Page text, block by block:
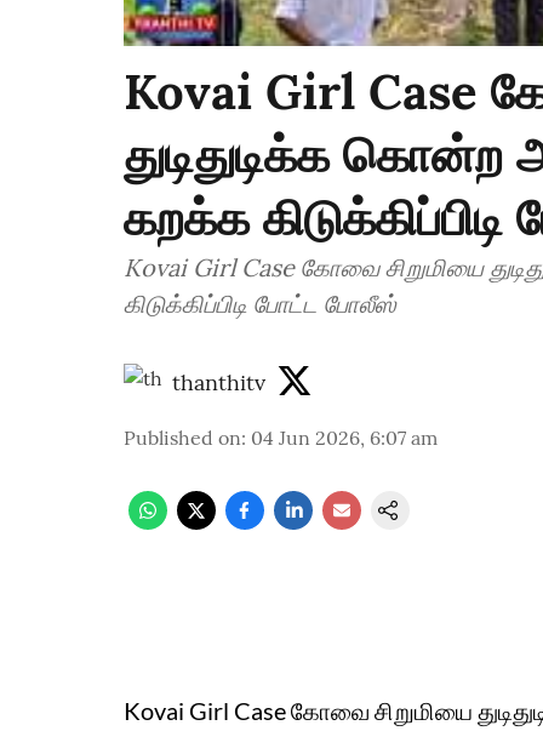
Kovai Girl Case
துடிதுடிக்க
கறக்க
Kovai Girl Case கோவை சிறுமியை
கிடுக்கிப்பிடி போட்ட போலீஸ்
thanthitv
Published on: 04 Jun 2026, 6:07 am
Kovai Girl Case கோவை சிறுமியை